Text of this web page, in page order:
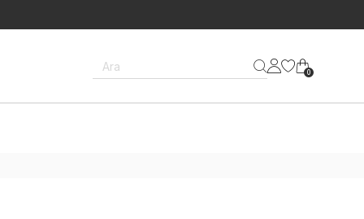
KAÇIRMAYIN!
Ara 0